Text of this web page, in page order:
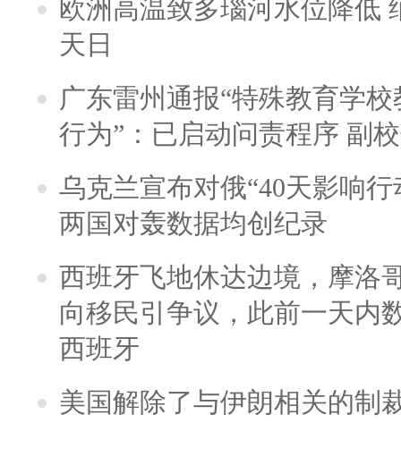
欧洲高温致多瑙河水位降低
天日
广东雷州通报“特殊教育学
行为”：已启动问责程序 副
乌克兰宣布对俄“40天影响
两国对轰数据均创纪录
西班牙飞地休达边境，摩洛
向移民引争议，此前一天内
西班牙
美国解除了与伊朗相关的制